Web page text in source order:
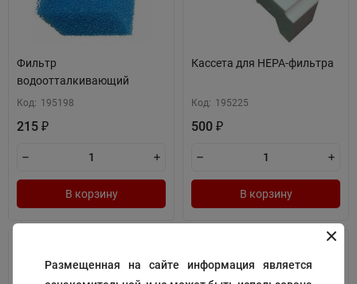
Размещенная на сайте информация является
Фильтр
водоотталкивающий
Код: 195198
215 ₽
В корзину
Кассета для HEPA-фильтра
Код: 195225
500 ₽
В корзину